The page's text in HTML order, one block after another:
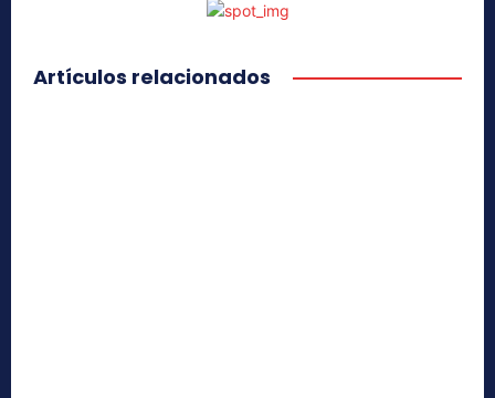
Artículos relacionados